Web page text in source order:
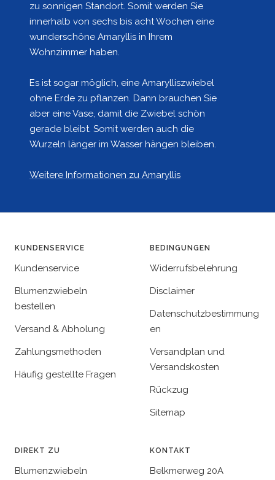
zu sonnigen Standort. Somit werden Sie
innerhalb von sechs bis acht Wochen eine
wunderschöne Amaryllis in Ihrem
Wohnzimmer haben.
Es ist sogar möglich, eine Amarylliszwiebel
ohne Erde zu pflanzen. Dann brauchen Sie
aber eine Vase, damit die Zwiebel schön
gerade bleibt. Somit werden auch die
Wurzeln länger im Wasser hängen bleiben.
Weitere Informationen zu Amaryllis
KUNDENSERVICE
Kundenservice
Blumenzwiebeln
bestellen
Versand & Abholung
Zahlungsmethoden
Häufig gestellte Fragen
BEDINGUNGEN
Widerrufsbelehrung
Disclaimer
Datenschutzbestimmung
en
Versandplan und
Versandskosten
Rückzug
Sitemap
DIREKT ZU
Blumenzwiebeln
KONTAKT
Belkmerweg 20A